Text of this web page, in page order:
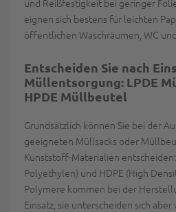
eignen sich bestens für leichten
öffentlichen Waschräumen, WC
Entscheiden Sie nach
Müllentsorgung: LPDE
HPDE Müllbeutel
Grundsätzlich können Sie bei der
geeigneten Müllsacks oder
Kunststoff-Materialien
Polyethylen) und HDPE (High
Polymere kommen bei der
Einsatz, sie unterscheiden sich